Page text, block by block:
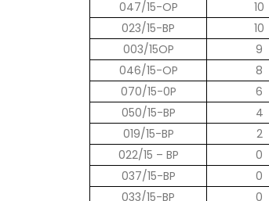
047/15-OP
10
023/15-BP
10
003/15OP
9
046/15-OP
8
070/15-0P
6
050/15-BP
4
019/15-BP
2
022/15 – BP
0
037/15-BP
0
033/15-BP
0
Prof. dr Esed Karić – rezultati ispita
25/07/2026